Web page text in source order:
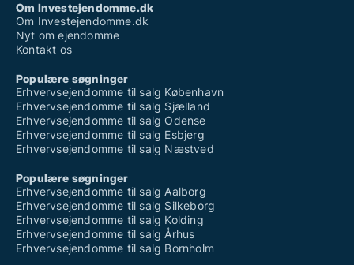
Om Investejendomme.dk
Om Investejendomme.dk
Nyt om ejendomme
Kontakt os
Populære søgninger
Erhvervsejendomme til salg København
Erhvervsejendomme til salg Sjælland
Erhvervsejendomme til salg Odense
Erhvervsejendomme til salg Esbjerg
Erhvervsejendomme til salg Næstved
Populære søgninger
Erhvervsejendomme til salg Aalborg
Erhvervsejendomme til salg Silkeborg
Erhvervsejendomme til salg Kolding
Erhvervsejendomme til salg Århus
Erhvervsejendomme til salg Bornholm